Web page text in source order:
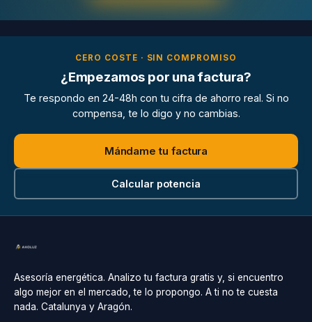
CERO COSTE · SIN COMPROMISO
¿Empezamos por una factura?
Te respondo en 24-48h con tu cifra de ahorro real. Si no
compensa, te lo digo y no cambias.
Mándame tu factura
Calcular potencia
Asesoría energética. Analizo tu factura gratis y, si encuentro
algo mejor en el mercado, te lo propongo. A ti no te cuesta
nada. Catalunya y Aragón.